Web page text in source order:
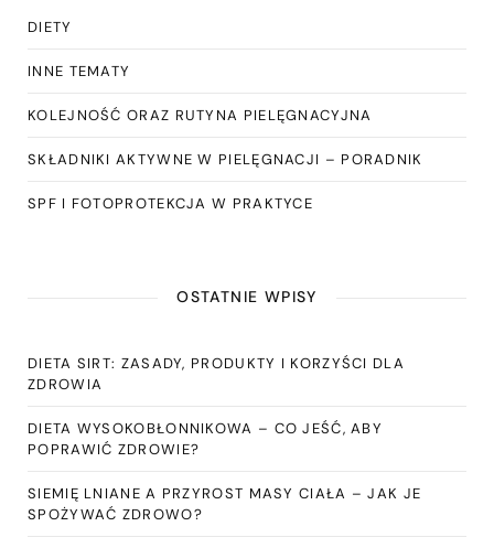
DIETY
INNE TEMATY
KOLEJNOŚĆ ORAZ RUTYNA PIELĘGNACYJNA
SKŁADNIKI AKTYWNE W PIELĘGNACJI – PORADNIK
SPF I FOTOPROTEKCJA W PRAKTYCE
OSTATNIE WPISY
DIETA SIRT: ZASADY, PRODUKTY I KORZYŚCI DLA
ZDROWIA
DIETA WYSOKOBŁONNIKOWA – CO JEŚĆ, ABY
POPRAWIĆ ZDROWIE?
SIEMIĘ LNIANE A PRZYROST MASY CIAŁA – JAK JE
SPOŻYWAĆ ZDROWO?